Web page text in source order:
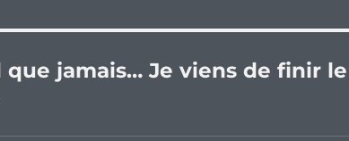
jamais… Je viens de finir le